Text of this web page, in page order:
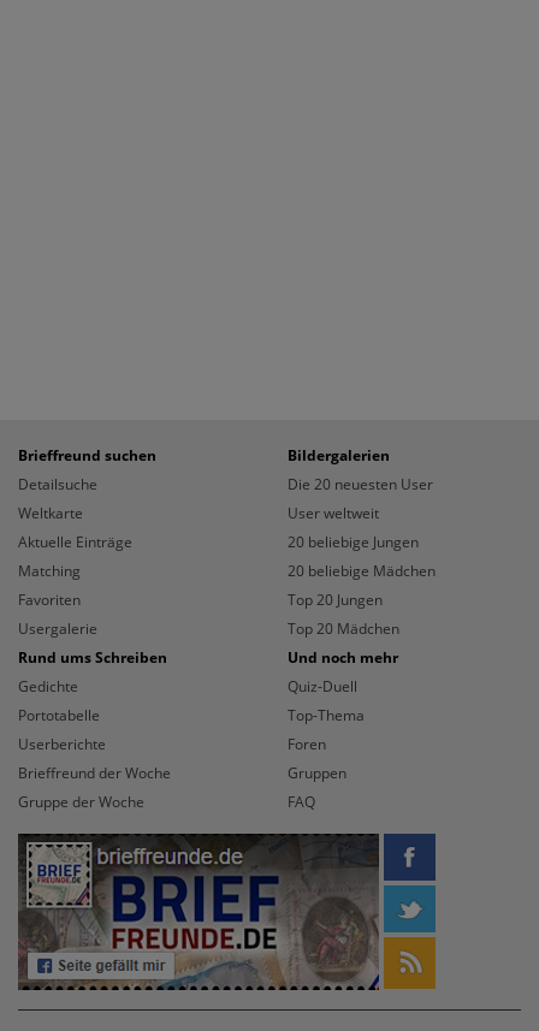
Brieffreund suchen
Detailsuche
Weltkarte
Aktuelle Einträge
Matching
Favoriten
Usergalerie
Bildergalerien
Die 20 neuesten User
User weltweit
20 beliebige Jungen
20 beliebige Mädchen
Top 20 Jungen
Top 20 Mädchen
Rund ums Schreiben
Gedichte
Portotabelle
Userberichte
Brieffreund der Woche
Gruppe der Woche
Und noch mehr
Quiz-Duell
Top-Thema
Foren
Gruppen
FAQ